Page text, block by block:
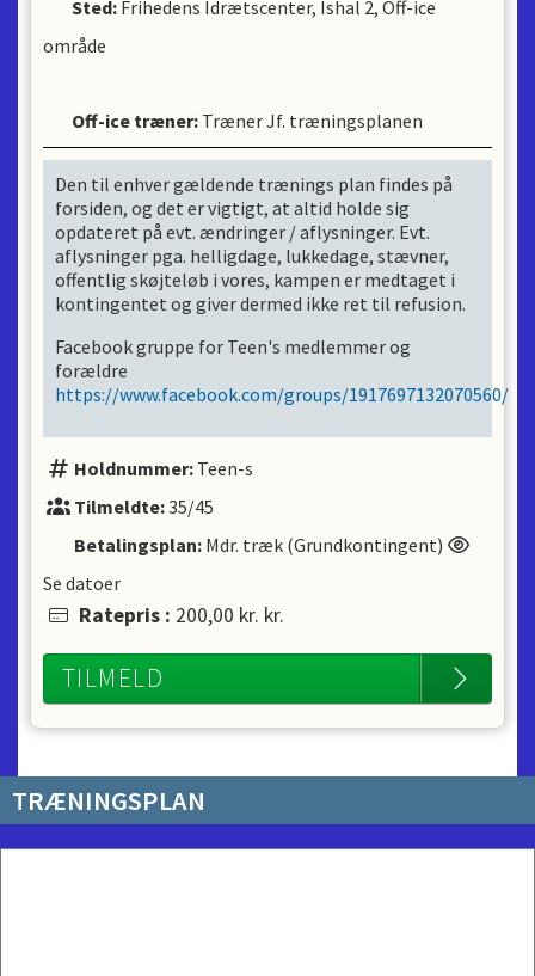
Sted: Frihedens Idrætscenter, Ishal 2, Off-ice
område
Off-ice træner: Træner Jf. træningsplanen
Den til enhver gældende trænings plan findes på
forsiden, og det er vigtigt, at altid holde sig
opdateret på evt. ændringer / aflysninger. Evt.
aflysninger pga. helligdage, lukkedage, stævner,
offentlig skøjteløb i vores, kampen er medtaget i
kontingentet og giver dermed ikke ret til refusion.
Facebook gruppe for Teen's medlemmer og
forældre
https://www.facebook.com/groups/1917697132070560/
Holdnummer: Teen-s
Tilmeldte:35/45
Betalingsplan: Mdr. træk (Grundkontingent)
Se datoer
Ratepris : 200,00 kr. kr.
TILMELD
TRÆNINGSPLAN